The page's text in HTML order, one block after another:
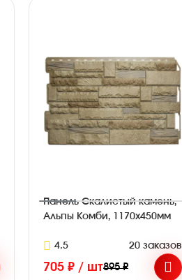
Панель Скалистый камень,
Альпы Комби, 1170х450мм
4.5 20 заказов
705 ₽ / шт895 ₽